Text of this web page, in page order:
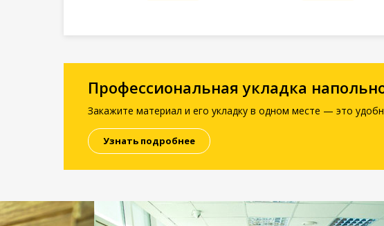
Профессиональная укладка
Закажите материал и его укладку в одном месте — это
Узнать подробнее